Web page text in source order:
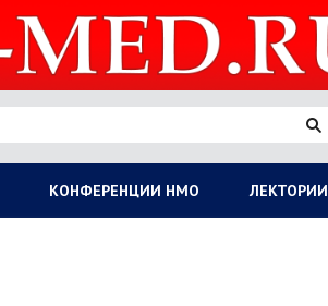
КОНФЕРЕНЦИИ НМО ЛЕКТОРИИ